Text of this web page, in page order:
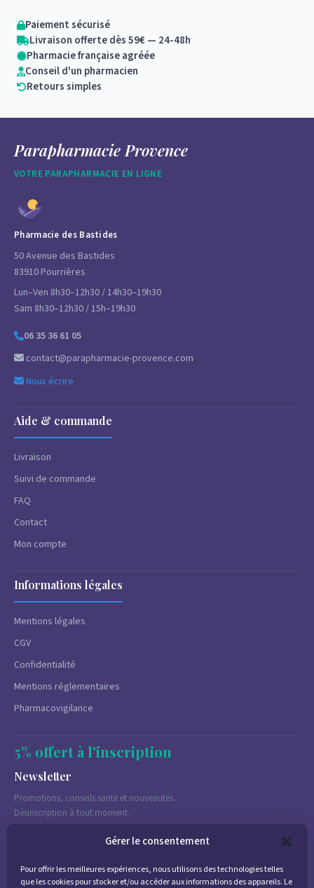
Gérer le consentement
Pour offrir les meilleures expériences, nous utilisons des technologies telles
que les cookies pour stocker et/ou accéder aux informations des appareils. Le
Paiement sécurisé
Livraison offerte dès 59€ — 24-48h
Pharmacie française agréée
Conseil d'un pharmacien
Retours simples
Parapharmacie Provence
VOTRE PARAPHARMACIE EN LIGNE
Pharmacie des Bastides
50 Avenue des Bastides
83910 Pourrières
Lun–Ven 8h30–12h30 / 14h30–19h30
Sam 8h30–12h30 / 15h–19h30
06 35 36 61 05
contact@parapharmacie-provence.com
Nous écrire
Aide & commande
Livraison
Suivi de commande
FAQ
Contact
Mon compte
Informations légales
Mentions légales
CGV
Confidentialité
Mentions réglementaires
Pharmacovigilance
5% offert à l'inscription
Newsletter
Promotions, conseils santé et nouveautés.
Désinscription à tout moment.
J'accepte de recevoir des emails marketing conformément à la